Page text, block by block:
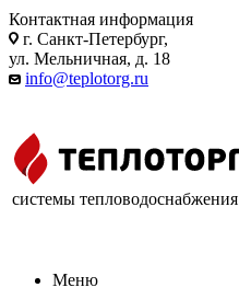
Контактная информация
г. Санкт-Петербург,
ул. Мельничная, д. 18
info@teplotorg.ru
системы тепловодоснабжения
Меню